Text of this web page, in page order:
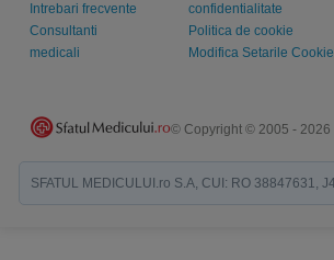
Intrebari frecvente
Consultanti
medicali
confidentialitate
Politica de cookie
Modifica Setarile Cookie
© Copyright © 2005 - 2026
SFATUL MEDICULUI.ro S.A, CUI: RO 38847631,